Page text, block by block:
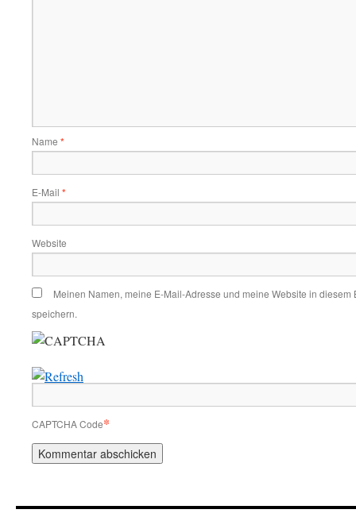
Name *
E-Mail *
Website
Meinen Namen, meine E-Mail-Adresse und meine Website in
speichern.
CAPTCHA Code*